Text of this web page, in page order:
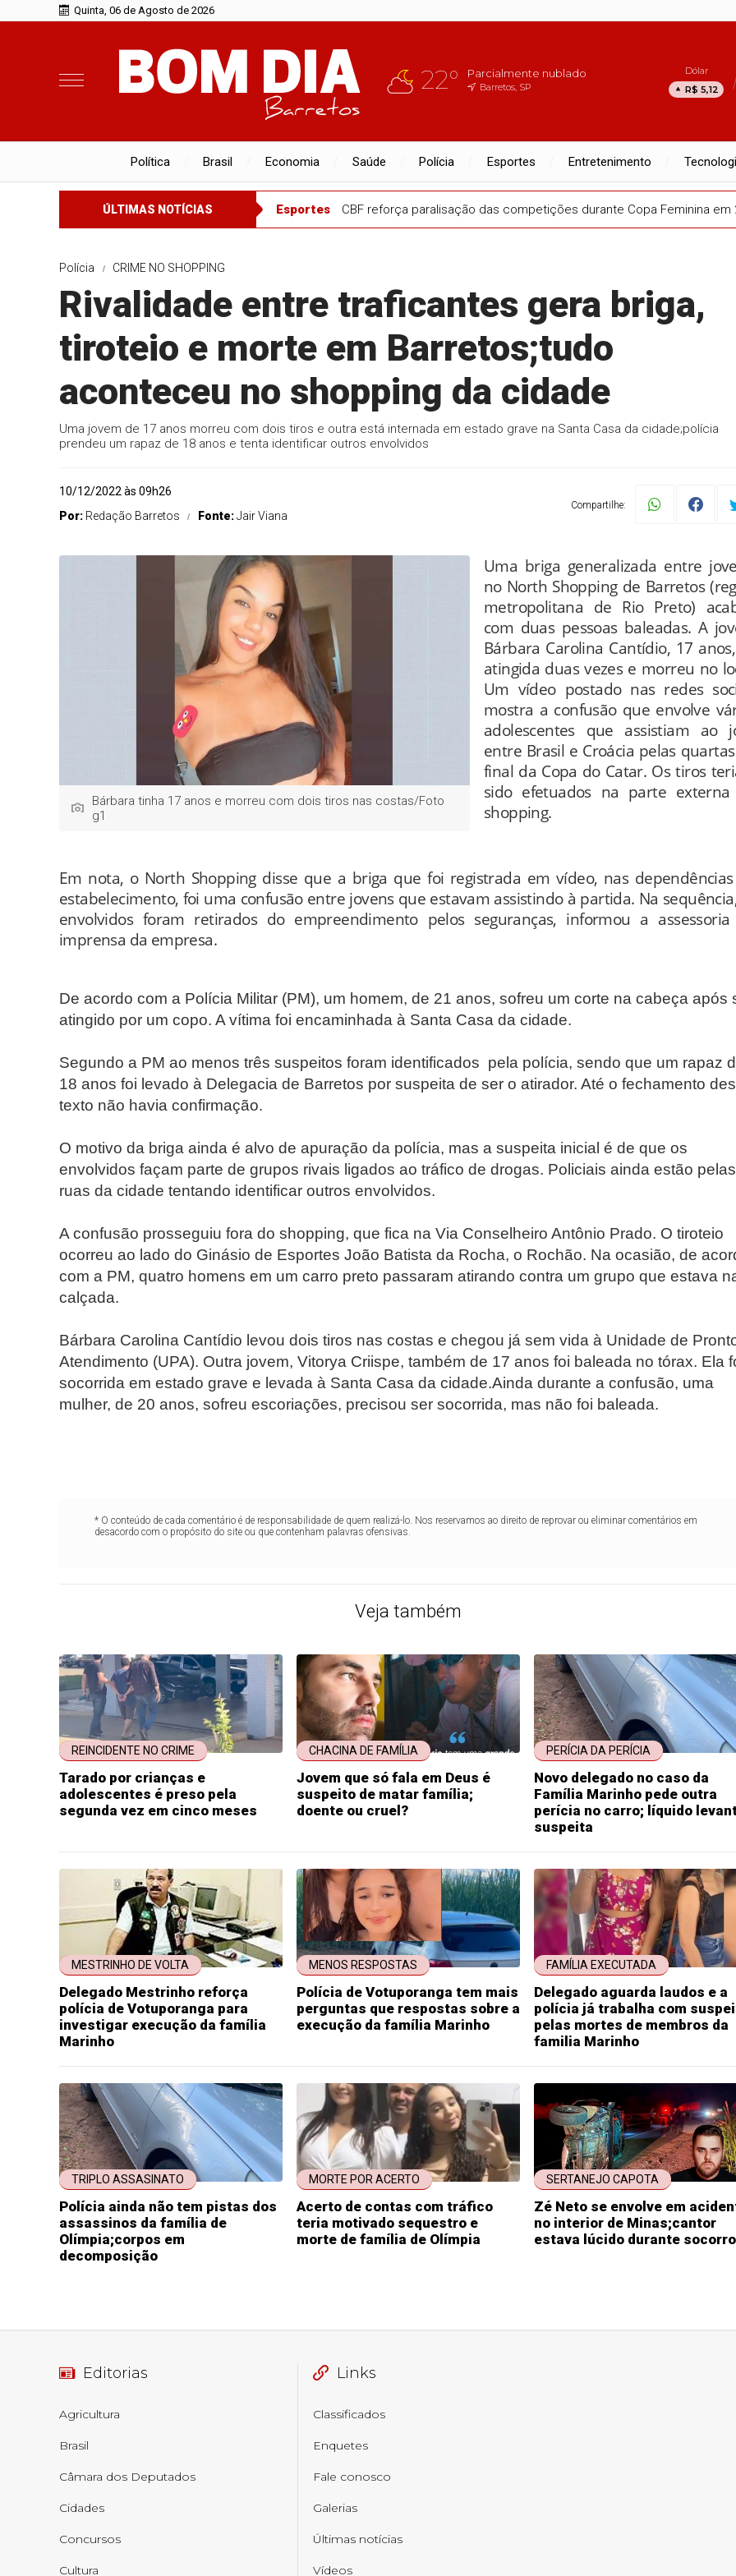
Quinta, 06 de Agosto de 2026
22° Parcialmente nublado
Barretos, SP
Dólar
R$ 5,12
Política Brasil Economia Saúde Polícia Esportes Entretenimento
ÚLTIMAS NOTÍCIAS Esportes CBF reforça paralisação das competições durante Copa Feminina em
Polícia CRIME NO SHOPPING
Rivalidade entre traficantes gera briga,
tiroteio e morte em Barretos;tudo
aconteceu no shopping da cidade
Uma jovem de 17 anos morreu com dois tiros e outra está internada em estado grave na Santa Casa da cidade;polícia
prendeu um rapaz de 18 anos e tenta identificar outros envolvidos
10/12/2022 às 09h26
Por: Redação Barretos Fonte:Jair Viana
Compartilhe:
Bárbara tinha 17 anos e morreu com dois tiros nas costas/Foto
g1
Uma briga generalizada entre
no North Shopping de Barretos
metropolitana de Rio Preto)
com duas pessoas baleadas. A
Bárbara Carolina Cantídio, 17
atingida duas vezes e morreu no
Um vídeo postado nas redes
mostra a confusão que envolve
adolescentes que assistiam ao
entre Brasil e Croácia pelas
final da Copa do Catar. Os tiros
sido efetuados na parte
shopping.
Em nota, o North Shopping disse que a briga que foi registrada em vídeo, nas
estabelecimento, foi uma confusão entre jovens que estavam assistindo à partida. Na
envolvidos foram retirados do empreendimento pelos seguranças, informou a
imprensa da empresa.
De acordo com a Polícia Militar (PM), um homem, de 21 anos, sofreu um corte na cabeça após
atingido por um copo. A vítima foi encaminhada à Santa Casa da cidade.
Segundo a PM ao menos três suspeitos foram identificados pela polícia, sendo que um rapaz
18 anos foi levado à Delegacia de Barretos por suspeita de ser o atirador. Até o fechamento
texto não havia confirmação.
O motivo da briga ainda é alvo de apuração da polícia, mas a suspeita inicial é de que os
envolvidos façam parte de grupos rivais ligados ao tráfico de drogas. Policiais ainda estão pelas
ruas da cidade tentando identificar outros envolvidos.
A confusão prosseguiu fora do shopping, que fica na Via Conselheiro Antônio Prado. O tiroteio
ocorreu ao lado do Ginásio de Esportes João Batista da Rocha, o Rochão. Na ocasião, de
com a PM, quatro homens em um carro preto passaram atirando contra um grupo que estava
calçada.
Bárbara Carolina Cantídio levou dois tiros nas costas e chegou já sem vida à Unidade de
Atendimento (UPA). Outra jovem, Vitorya Criispe, também de 17 anos foi baleada no tórax. Ela
socorrida em estado grave e levada à Santa Casa da cidade.Ainda durante a confusão, uma
mulher, de 20 anos, sofreu escoriações, precisou ser socorrida, mas não foi baleada.
* O conteúdo de cada comentário é de responsabilidade de quem realizá-lo. Nos reservamos ao direito de reprovar ou eliminar comentários em
desacordo com o propósito do site ou que contenham palavras ofensivas.
Veja também
REINCIDENTE NO CRIME
Tarado por crianças e
adolescentes é preso pela
segunda vez em cinco meses
CHACINA DE FAMÍLIA
Jovem que só fala em Deus é
suspeito de matar família;
doente ou cruel?
PERÍCIA DA PERÍCIA
Novo delegado no caso da
Família Marinho pede outra
perícia no carro; líquido
suspeita
MESTRINHO DE VOLTA
Delegado Mestrinho reforça
polícia de Votuporanga para
investigar execução da família
Marinho
MENOS RESPOSTAS
Polícia de Votuporanga tem mais
perguntas que respostas sobre a
execução da família Marinho
FAMÍLIA EXECUTADA
Delegado aguarda laudos e a
polícia já trabalha com
pelas mortes de membros da
familia Marinho
TRIPLO ASSASINATO
Polícia ainda não tem pistas dos
assassinos da família de
Olímpia;corpos em
decomposição
MORTE POR ACERTO
Acerto de contas com tráfico
teria motivado sequestro e
morte de família de Olímpia
SERTANEJO CAPOTA
Zé Neto se envolve em
no interior de Minas;cantor
estava lúcido durante socorro
Editorias
Agricultura
Brasil
Câmara dos Deputados
Cidades
Concursos
Cultura
Links
Classificados
Enquetes
Fale conosco
Galerias
Últimas notícias
Vídeos